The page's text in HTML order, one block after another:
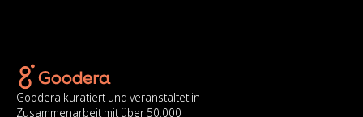
Goodera kuratiert und veranstaltet in
Zusammenarbeit mit über 50.000